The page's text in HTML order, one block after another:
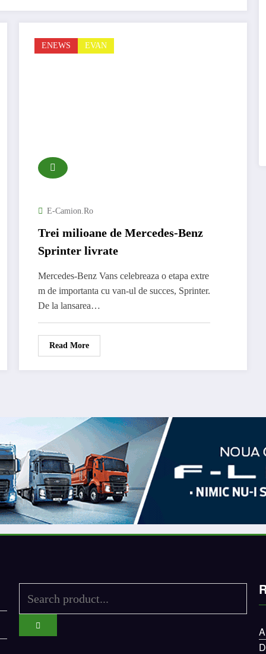
ENEWS EVAN
E-Camion.ro
Trei milioane de Mercedes-Benz
Sprinter livrate
Mercedes-Benz Vans celebreaza o etapa extre
m de importanta cu van-ul de succes, Sprinter.
De la lansarea…
Read More